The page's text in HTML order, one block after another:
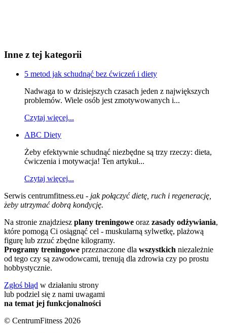
Inne z tej kategorii
5 metod jak schudnąć bez ćwiczeń i diety
Nadwaga to w dzisiejszych czasach jeden z największych
problemów. Wiele osób jest zmotywowanych i...
Czytaj więcej...
ABC Diety
Żeby efektywnie schudnąć niezbędne są trzy rzeczy: dieta,
ćwiczenia i motywacja! Ten artykuł...
Czytaj więcej...
Serwis centrumfitness.eu - jak połączyć dietę, ruch i regenerację,
żeby utrzymać dobrą kondycję.
Na stronie znajdziesz plany treningowe oraz zasady odżywiania,
które pomogą Ci osiągnąć cel - muskularną sylwetkę, plażową
figurę lub zrzuć zbędne kilogramy.
Programy treningowe przeznaczone dla wszystkich niezależnie
od tego czy są zawodowcami, trenują dla zdrowia czy po prostu
hobbystycznie.
Zgłoś błąd w działaniu strony
lub podziel się z nami uwagami
na temat jej funkcjonalności
© CentrumFitness 2026